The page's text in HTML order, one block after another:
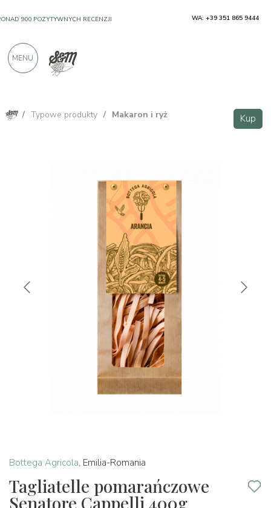
/ Typowe produkty / Makaron i ryż Kup
Bottega Agricola, Emilia-Romania
Tagliatelle pomarańczowe
Senatore Cappelli 400g
900 POZYTYWNYCH RECENZJI WA: +39 351 865 9444
MENU